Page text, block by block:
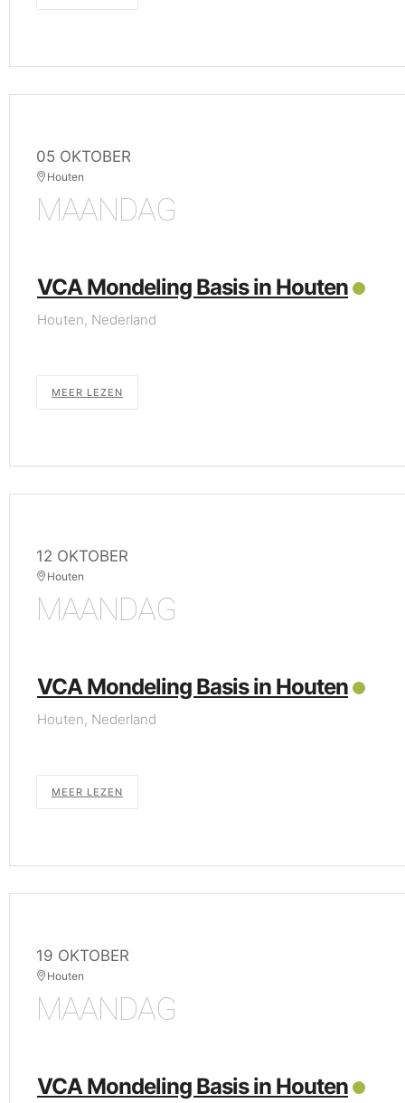
05 OKTOBER
Houten
MAANDAG
VCA Mondeling Basis in Houten
Houten, Nederland
MEER LEZEN
12 OKTOBER
Houten
MAANDAG
VCA Mondeling Basis in Houten
Houten, Nederland
MEER LEZEN
19 OKTOBER
Houten
MAANDAG
VCA Mondeling Basis in Houten